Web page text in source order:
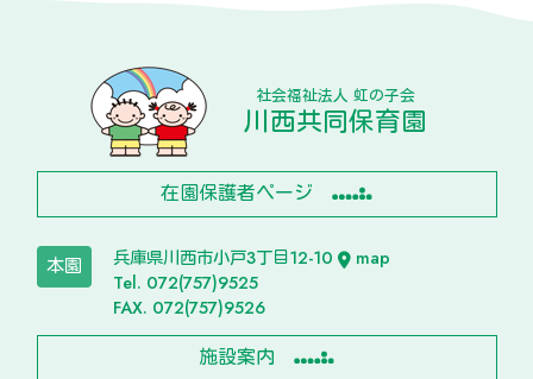
社会福祉法人 虹の子会
川西共同保育園
在園保護者ページ
本園 兵庫県川西市小戸3丁目12-10
map
Tel. 072(757)9525
FAX. 072(757)9526
施設案内